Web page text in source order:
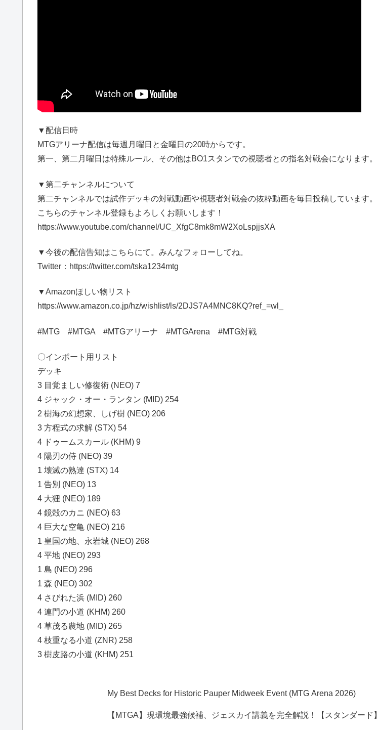
▼配信日時
MTGアリーナ配信は毎週月曜日と金曜日の20時からです。
第一、第二月曜日は特殊ルール、その他はBO1スタンでの視聴者との指名対戦会になります。
▼第二チャンネルについて
第二チャンネルでは試作デッキの対戦動画や視聴者対戦会の抜粋動画を毎日投稿しています。
こちらのチャンネル登録もよろしくお願いします！
https://www.youtube.com/channel/UC_XfgC8mk8mW2XoLspjjsXA
▼今後の配信告知はこちらにて。みんなフォローしてね。
Twitter：https://twitter.com/tska1234mtg
▼Amazonほしい物リスト
https://www.amazon.co.jp/hz/wishlist/ls/2DJS7A4MNC8KQ?ref_=wl_
#MTG #MTGA #MTGアリーナ #MTGArena #MTG対戦
〇インポート用リスト
デッキ
3 目覚ましい修復術 (NEO) 7
4 ジャック・オー・ランタン (MID) 254
2 樹海の幻想家、しげ樹 (NEO) 206
3 方程式の求解 (STX) 54
4 ドゥームスカール (KHM) 9
4 陽刃の侍 (NEO) 39
1 壊滅の熟達 (STX) 14
1 告別 (NEO) 13
4 大狸 (NEO) 189
4 鏡殻のカニ (NEO) 63
4 巨大な空亀 (NEO) 216
1 皇国の地、永岩城 (NEO) 268
4 平地 (NEO) 293
1 島 (NEO) 296
1 森 (NEO) 302
4 さびれた浜 (MID) 260
4 連門の小道 (KHM) 260
4 草茂る農地 (MID) 265
4 枝重なる小道 (ZNR) 258
3 樹皮路の小道 (KHM) 251
My Best Decks for Historic Pauper Midweek Event (MTG Arena 2026)
【MTGA】現環境最強候補、ジェスカイ講義を完全解説！【スタンダード】